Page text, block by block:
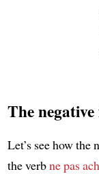
The
Let’s see how
the verbne pas